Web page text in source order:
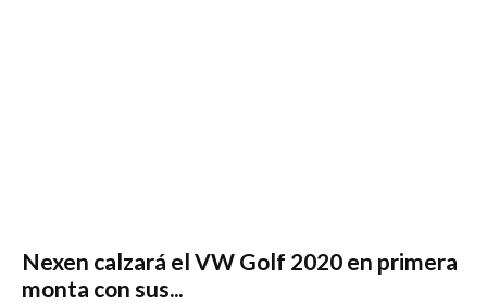
Nexen calzará el VW Golf 2020 en primera
monta con sus...